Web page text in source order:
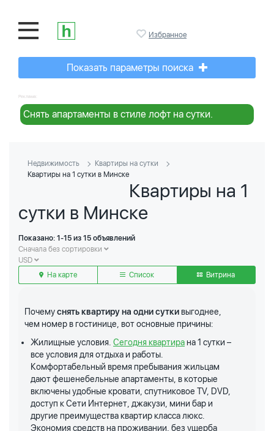
Избранное
Показать параметры поиска
Реклама:
Снять апартаменты в стиле лофт на сутки.
Недвижимость
Квартиры на сутки
Квартиры на 1 сутки в Минске
Квартиры на 1
сутки в Минске
Показано: 1-15 из 15 объявлений
Сначала без сортировки
USD
На карте
Список Витрина
Почемуснять квартиру на одни суткивыгоднее,
чем номер в гостинице, вот основные причины:
Жилищные условия. Сегодня квартирана 1 сутки –
все условия для отдыха и работы.
Комфортабельный время пребывания жильцам
дают фешенебельные апартаменты, в которые
включены удобные кровати, спутниковое TV, DVD,
доступ к Сети Интернет, джакузи, мини бар и
другие преимущества квартир класса люкс.
Экономия средств на проживании, без ущерба